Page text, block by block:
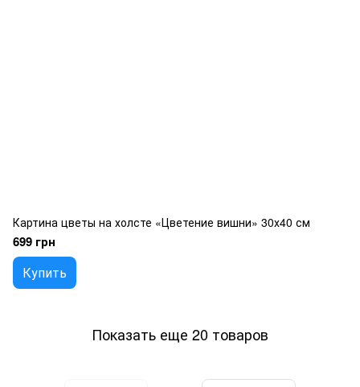
Картина цветы на холсте «Цветение вишни» 30х40 см
699 грн
Купить
Показать еще 20 товаров